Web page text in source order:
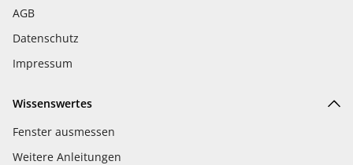
AGB
Datenschutz
Impressum
Wissenswertes
Fenster ausmessen
Weitere Anleitungen